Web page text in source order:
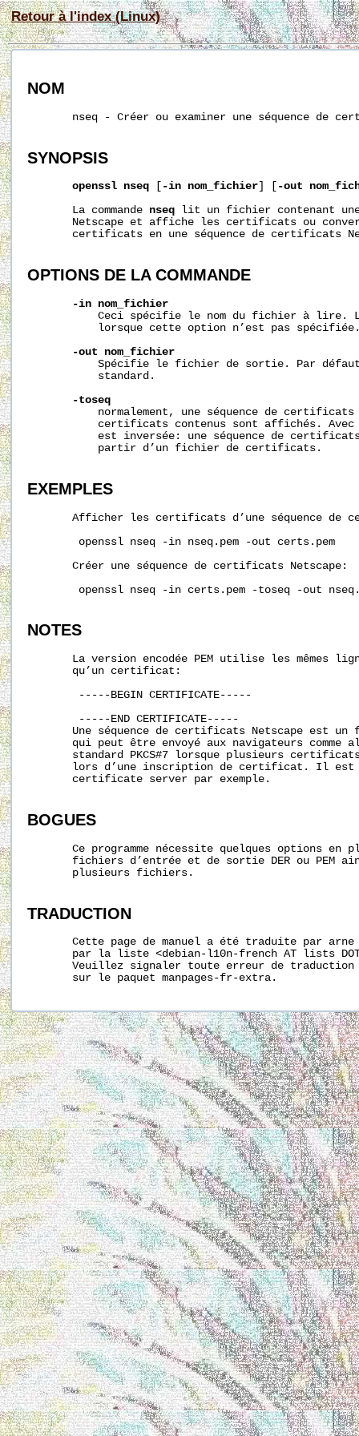
Retour à l'index (Linux)
NOM
nseq - Créer ou examiner une séquence de
SYNOPSIS
openssl nseq -in nom_fichier -out
       La commande
nseq lit un fichier contenant
Netscape et affiche les certificats ou
certificats en une séquence de certificats
OPTIONS DE LA COMMANDE
-in nom_fichier
Ceci spécifie le nom du fichier à lire.
lorsque cette option n’est pas
-out
nom_fichier
Spécifie le fichier de sortie. Par
           standard.
-toseq
normalement, une séquence de
certificats contenus sont affichés.
est inversée: une séquence de
           partir d’un fichier de certificats.
EXEMPLES
Afficher les certificats d’une séquence de
        openssl nseq -in nseq.pem -out certs.pem
       Créer une séquence de certificats Netscape:
openssl nseq -in certs.pem -toseq -out
NOTES
La version encodée PEM utilise les mêmes
       qu’un certificat:
        -----BEGIN CERTIFICATE-----
        -----END CERTIFICATE-----
Une séquence de certificats Netscape est un
qui peut être envoyé aux navigateurs comme
standard PKCS#7 lorsque plusieurs
lors d’une inscription de certificat. Il
       certificate server par exemple.
BOGUES
Ce programme nécessite quelques options en
fichiers d’entrée et de sortie DER ou PEM
       plusieurs fichiers.
TRADUCTION
Cette page de manuel a été traduite par
par la liste <debian-l10n-french AT lists
Veuillez signaler toute erreur de